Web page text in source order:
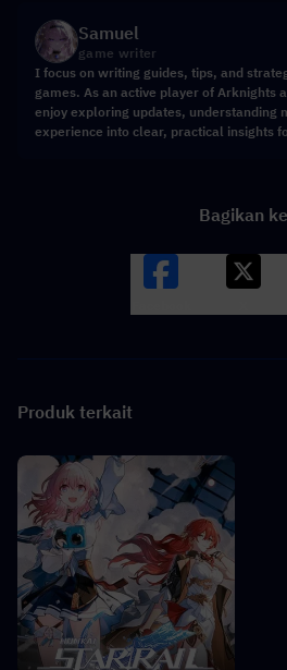
Samuel
game writer
I focus on writing guides, tips, and
games. As an active player of Arknights
enjoy exploring updates, understanding
experience into clear, practical insights
Bagikan ke
Produk terkait